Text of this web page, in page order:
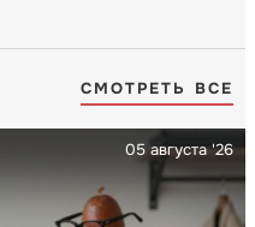
СМОТРЕТЬ ВСЕ
05 августа '26